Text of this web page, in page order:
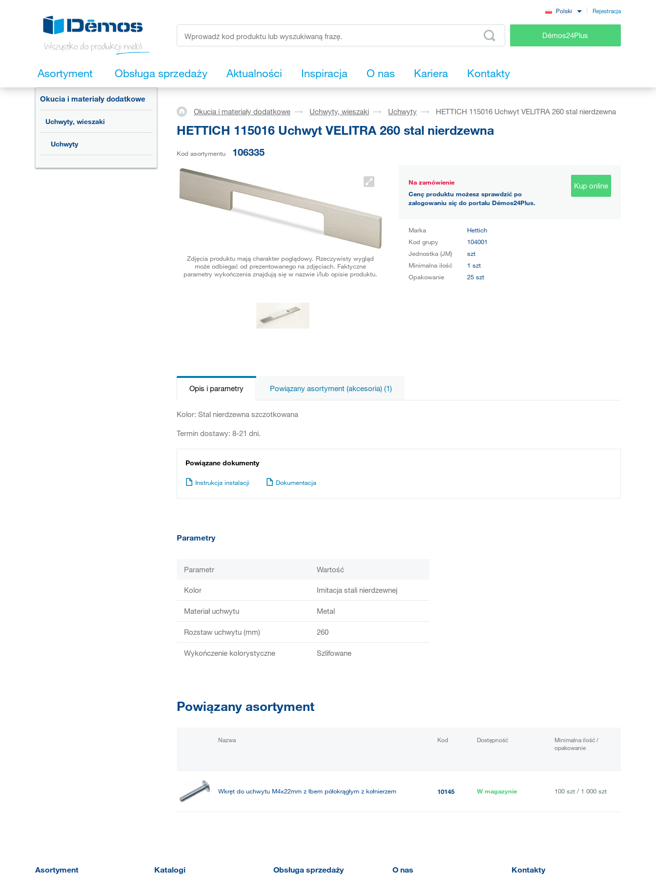
Polski Rejestracja
Démos24Plus
Asortyment Obsługa sprzedaży Aktualności Inspiracja O nas Kariera Kontakty
Okucia i materiały dodatkowe
Uchwyty, wieszaki
Uchwyty
Okucia i materiały dodatkowe Uchwyty, wieszaki Uchwyty HETTICH 115016 Uchwyt VELITRA 260 stal nierdzewna
HETTICH 115016 Uchwyt VELITRA 260 stal nierdzewna
Kod asortymentu 106335
Zdjęcia produktu mają charakter poglądowy. Rzeczywisty wygląd
może odbiegać od prezentowanego na zdjęciach. Faktyczne
parametry wykończenia znajdują się w nazwie i/lub opisie produktu.
Na zamówienie
Cenę produktu możesz sprawdzić po
zalogowaniu się do portalu Démos24Plus.
Kup online
Marka
Hettich
Kod grupy
104001
Jednostka (JM)
szt
Minimalna ilość
1 szt
Opakowanie
25 szt
Opis i parametry Powiązany asortyment (akcesoria) (1)
Kolor: Stal nierdzewna szczotkowana
Termin dostawy: 8-21 dni.
Powiązane dokumenty
Instrukcja instalacji Dokumentacja
Parametry
Parametr Wartość
Kolor Imitacja stali nierdzewnej
Materiał uchwytu Metal
Rozstaw uchwytu (mm) 260
Wykończenie kolorystyczne Szlifowane
Powiązany asortyment
Nazwa Kod Dostępność
Minimalna ilość /
opakowanie
Wkręt do uchwytu M4x22mm z łbem półokrągłym z kołnierzem 10145 W magazynie 100 szt / 1 000 szt
Asortyment Katalogi Obsługa sprzedaży O nas Kontakty